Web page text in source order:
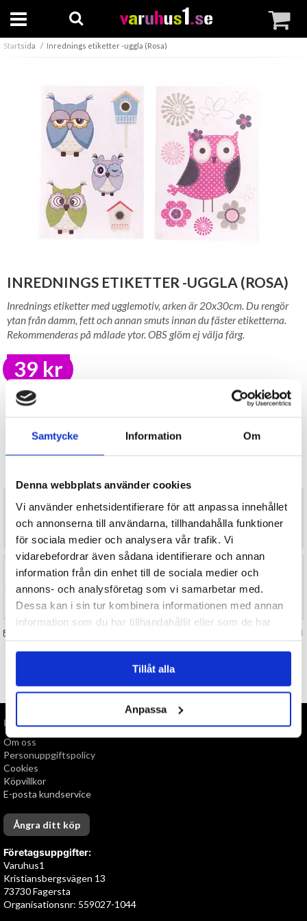
Samtycke Information Om
Denna webbplats använder cookies
Vi använder enhetsidentifierare för att anpassa innehållet
och annonserna till användarna, tillhandahålla funktioner
för sociala medier och analysera vår trafik. Vi
vidarebefordrar även sådana identifierare och annan
information från din enhet till de sociala medier och
annons- och analysföretag som vi samarbetar med.
Dessa kan i sin tur kombinera informationen med annan
information som du har tillhandahållit eller som de har
Tillåt alla
Anpassa
Startsida Inrednings etiketter -uggla (Rosa)
INREDNINGS ETIKETTER -UGGLA (ROSA)
Inrednings etiketter med ugglemotiv, arken är 20x30cm. Du rengör
ytan från damm, fett och annan smuts innan du fäster etiketterna.
Rekommenderas på målade ytor. OBS glöm ej välja färg.
39 kr
LAGER I SVERIGE, SNABB LEVERANS ÖPPET KÖP I 30 DAGAR
BEVAKA
Inrednings etiketter med ugglemotiv, arken är 20x30cm. Du rengör
ytan från damm, fett och annan smuts innan du fäster etiketterna.
Rekommenderas på målade ytor. OBS glöm ej välja färg.
RECENSIONER (0)
TIPSA
Art. nr 127381
INFORMATION
Om oss
Personuppgiftspolicy
Cookies
Köpvillkor
E-posta kundservice
Ångra ditt köp
Företagsuppgifter:
Varuhus1
Kristiansbergsvägen 13
73730 Fagersta
Organisationsnr: 559027-1044